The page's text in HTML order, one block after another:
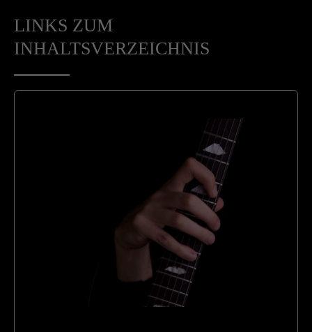
LINKS ZUM
INHALTSVERZEICHNIS